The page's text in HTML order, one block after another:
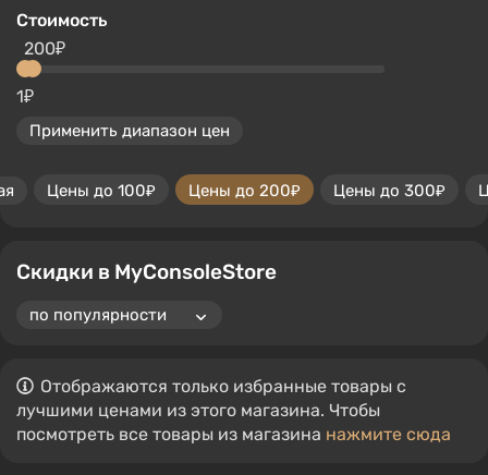
Стоимость
1₽
200₽
Применить диапазон цен
Цены до 100₽ Цены до 200₽ Цены до 300₽
Скидки в MyConsoleStore
Отображаются только избранные товары с
лучшими ценами из этого магазина. Чтобы
посмотреть все товары из магазина нажмите сюда